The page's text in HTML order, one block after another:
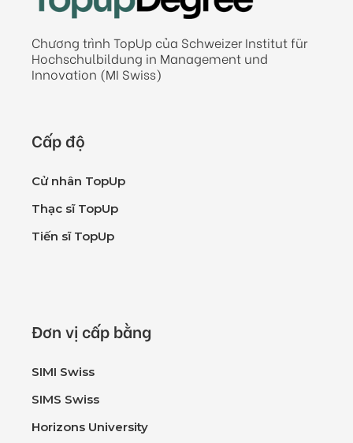
Chương trình TopUp của Schweizer Institut für
Hochschulbildung in Management und
Innovation (MI Swiss)
Cấp độ
Cử nhân TopUp
Thạc sĩ TopUp
Tiến sĩ TopUp
Đơn vị cấp bằng
SIMI Swiss
SIMS Swiss
Horizons University